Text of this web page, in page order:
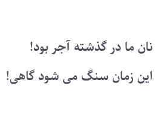
نان ما در گذشته آجر بود!
این زمان سنگ می شود گاهی!